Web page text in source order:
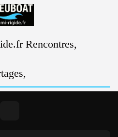
Rencontres,